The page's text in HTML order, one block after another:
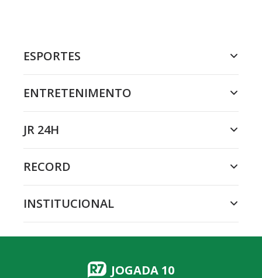
ESPORTES
ENTRETENIMENTO
JR 24H
RECORD
INSTITUCIONAL
JOGADA 10